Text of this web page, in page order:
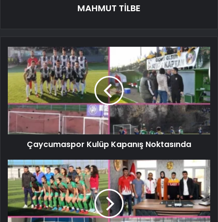
MAHMUT TİLBE
Çaycumaspor Kulüp Kapanış Noktasında